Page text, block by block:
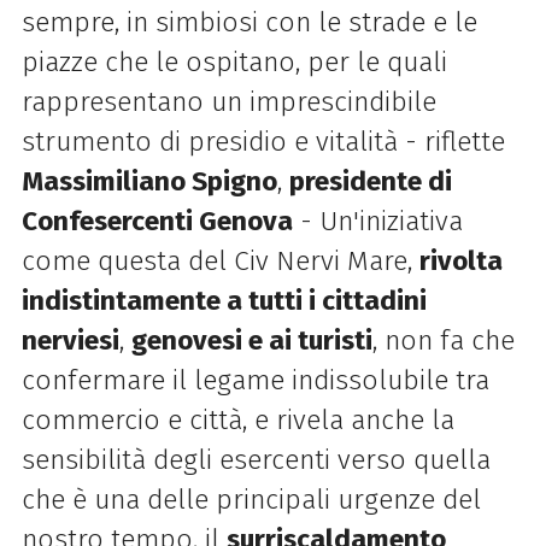
sempre, in simbiosi con le strade e le
piazze che le ospitano, per le quali
rappresentano un imprescindibile
strumento di presidio e vitalità - riflette
Massimiliano Spigno, presidente di
Confesercenti Genova- Un'iniziativa
come questa del Civ Nervi Mare, rivolta
indistintamente a tutti i cittadini
nerviesi, genovesi e ai turisti, non fa che
confermare il legame indissolubile tra
commercio e città, e rivela anche la
sensibilità degli esercenti verso quella
che è una delle principali urgenze del
nostro tempo, il surriscaldamento